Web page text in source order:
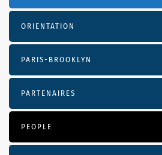
ORIENTATION
PARIS-BROOKLYN
PARTENAIRES
PEOPLE